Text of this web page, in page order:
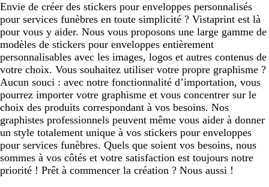
Envie de créer des stickers pour enveloppes personnalisés
pour services funèbres en toute simplicité ? Vistaprint est là
pour vous y aider. Nous vous proposons une large gamme de
modèles de stickers pour enveloppes entièrement
personnalisables avec les images, logos et autres contenus de
votre choix. Vous souhaitez utiliser votre propre graphisme ?
Aucun souci : avec notre fonctionnalité d’importation, vous
pourrez importer votre graphisme et vous concentrer sur le
choix des produits correspondant à vos besoins. Nos
graphistes professionnels peuvent même vous aider à donner
un style totalement unique à vos stickers pour enveloppes
pour services funèbres. Quels que soient vos besoins, nous
sommes à vos côtés et votre satisfaction est toujours notre
priorité ! Prêt à commencer la création ? Nous aussi !